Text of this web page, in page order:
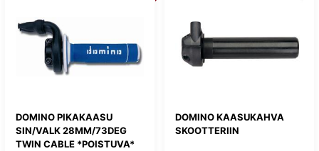
DOMINO PIKAKAASU
SIN/VALK 28MM/73DEG
TWIN CABLE *POISTUVA*
DOMINO KAASUKAHVA
SKOOTTERIIN